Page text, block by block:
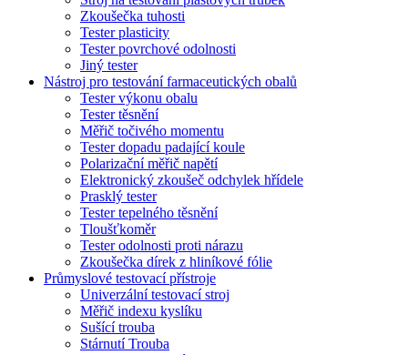
Zkoušečka tuhosti
Tester plasticity
Tester povrchové odolnosti
Jiný tester
Nástroj pro testování farmaceutických obalů
Tester výkonu obalu
Tester těsnění
Měřič točivého momentu
Tester dopadu padající koule
Polarizační měřič napětí
Elektronický zkoušeč odchylek hřídele
Prasklý tester
Tester tepelného těsnění
Tloušťkoměr
Tester odolnosti proti nárazu
Zkoušečka dírek z hliníkové fólie
Průmyslové testovací přístroje
Univerzální testovací stroj
Měřič indexu kyslíku
Sušící trouba
Stárnutí Trouba